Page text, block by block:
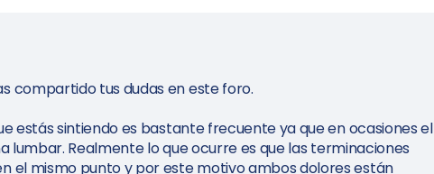
compartido tus dudas en este foro.
estás sintiendo es bastante frecuente ya que en ocasiones el
lumbar. Realmente lo que ocurre es que las terminaciones
el mismo punto y por este motivo ambos dolores están